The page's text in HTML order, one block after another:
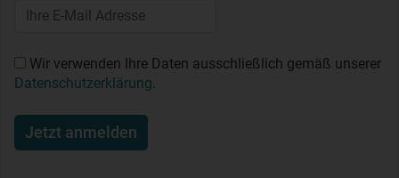
Wir verwenden Ihre Daten ausschließlich gemäß unserer
Datenschutzerklärung.
Jetzt anmelden